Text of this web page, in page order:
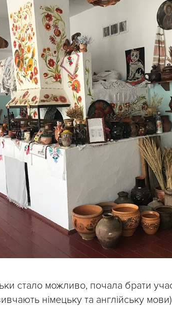
стало можливо, почала брати
німецьку та англійську